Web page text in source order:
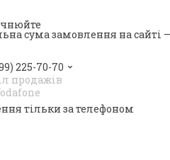
сума замовлення на сайті
225-70-70
продажів
тільки за телефоном